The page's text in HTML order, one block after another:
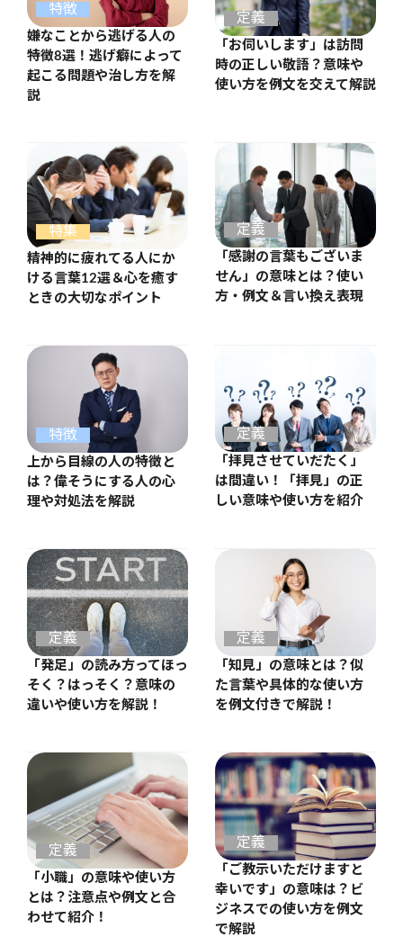
特徴
嫌なことから逃げる人の
特徴8選！逃げ癖によって
起こる問題や治し方を解
説
定義
「お伺いします」は訪問
時の正しい敬語？意味や
使い方を例文を交えて解説
特集
精神的に疲れてる人にか
ける言葉12選＆心を癒す
ときの大切なポイント
定義
「感謝の言葉もございま
せん」の意味とは？使い
方・例文＆言い換え表現
特徴
上から目線の人の特徴と
は？偉そうにする人の心
理や対処法を解説
定義
「拝見させていだたく」
は間違い！「拝見」の正
しい意味や使い方を紹介
定義
「発足」の読み方ってほっ
そく？はっそく？意味の
違いや使い方を解説！
定義
「知見」の意味とは？似
た言葉や具体的な使い方
を例文付きで解説！
定義
「小職」の意味や使い方
とは？注意点や例文と合
わせて紹介！
定義
「ご教示いただけますと
幸いです」の意味は？ビ
ジネスでの使い方を例文
で解説